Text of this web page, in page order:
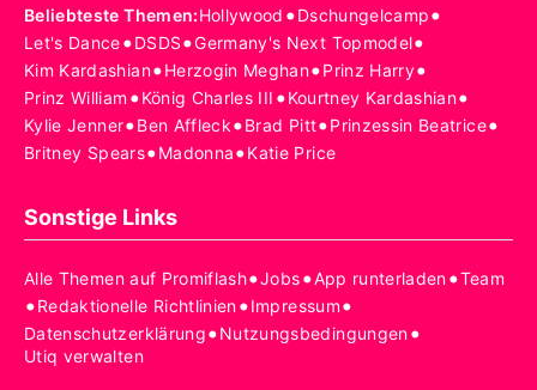
Beliebteste Themen:Hollywood •Dschungelcamp•
Let's Dance•DSDS•Germany's Next Topmodel•
Kim Kardashian•Herzogin Meghan•Prinz Harry•
Prinz William •König Charles III •Kourtney Kardashian•
Kylie Jenner•Ben Affleck•Brad Pitt•Prinzessin Beatrice•
Britney Spears•Madonna•Katie Price
Sonstige Links
Alle Themen auf Promiflash•Jobs•App runterladen•Team
•Redaktionelle Richtlinien•Impressum•
Datenschutzerklärung•Nutzungsbedingungen•
Utiq verwalten